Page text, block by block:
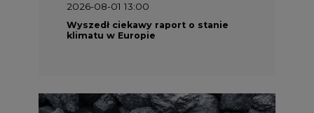
2026-08-01 13:00
Wyszedł ciekawy raport o stanie
klimatu w Europie